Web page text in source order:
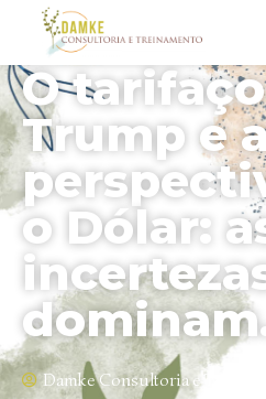
O
Trump e
o Dólar:
dominam.
Damke Consultoria e